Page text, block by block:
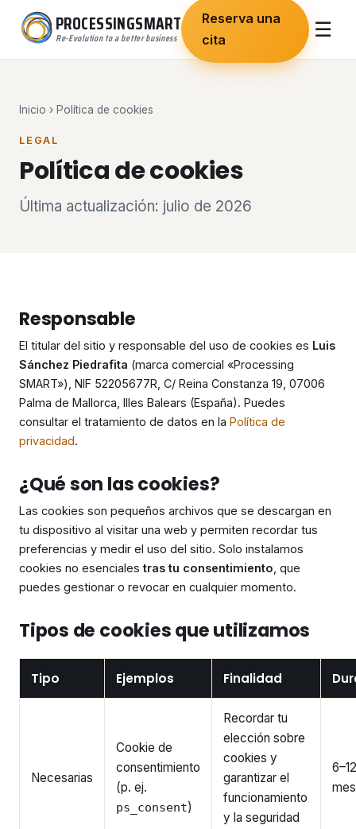
contenido
PROCESSINGSMART
Re-Evolution to a better business
Reserva una
cita
☰
Inicio › Política de cookies
LEGAL
Política de cookies
Última actualización: julio de 2026
Responsable
El titular del sitio y responsable del uso de cookies es Luis
Sánchez Piedrafita (marca comercial «Processing
SMART»), NIF 52205677R, C/ Reina Constanza 19, 07006
Palma de Mallorca, Illes Balears (España). Puedes
consultar el tratamiento de datos en la Política de
privacidad.
¿Qué son las cookies?
Las cookies son pequeños archivos que se descargan en
tu dispositivo al visitar una web y permiten recordar tus
preferencias y medir el uso del sitio. Solo instalamos
cookies no esencialestras tu consentimiento , que
puedes gestionar o revocar en cualquier momento.
Tipos de cookies que utilizamos
Tipo Ejemplos Finalidad
Necesarias
Cookie de
consentimiento
(p. ej.
ps_consent)
Recordar tu
elección sobre
cookies y
garantizar el
funcionamiento
y la seguridad
6–12